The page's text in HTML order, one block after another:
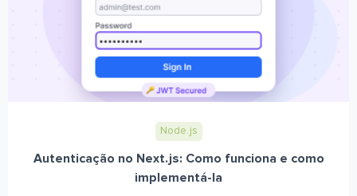
Node.js
Autenticação no Next.js: Como funciona e como
implementá-la